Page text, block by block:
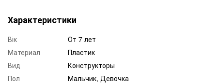
Характеристики
Вік
От 7 лет
Материал
Пластик
Вид
Конструкторы
Пол
Мальчик, Девочка